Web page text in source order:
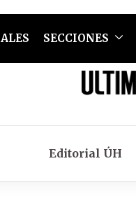
SECCIONES
Editorial ÚH